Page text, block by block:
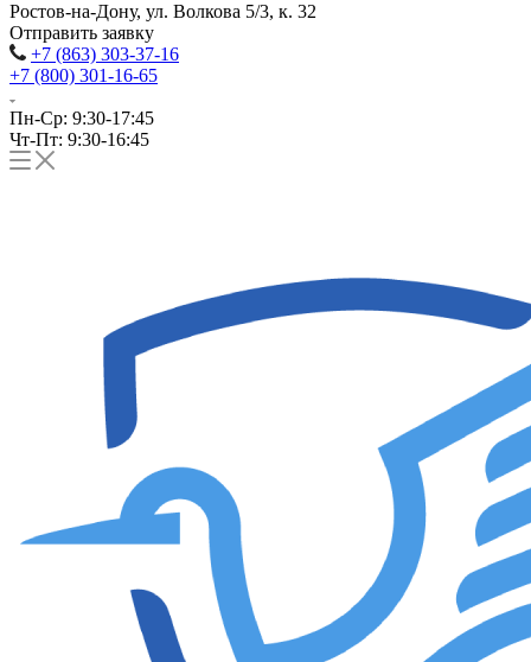
Ростов-на-Дону, ул. Волкова 5/3, к. 32
Отправить заявку
+7 (863) 303-37-16
+7 (800) 301-16-65
Пн-Ср: 9:30-17:45
Чт-Пт: 9:30-16:45